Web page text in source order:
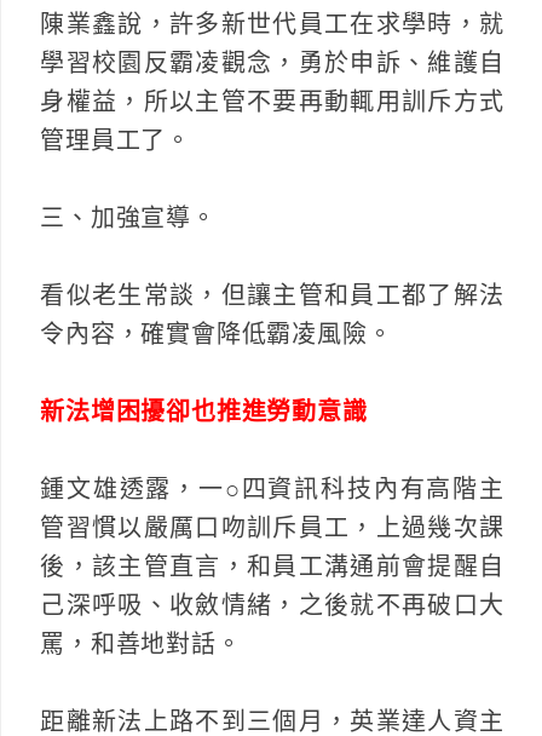
陳業鑫說，許多新世代員工在求學時，就
學習校園反霸凌觀念，勇於申訴、維護自
身權益，所以主管不要再動輒用訓斥方式
管理員工了。
三、加強宣導。
看似老生常談，但讓主管和員工都了解法
令內容，確實會降低霸凌風險。
新法增困擾卻也推進勞動意識
鍾文雄透露，一○四資訊科技內有高階主
管習慣以嚴厲口吻訓斥員工，上過幾次課
後，該主管直言，和員工溝通前會提醒自
己深呼吸、收斂情緒，之後就不再破口大
罵，和善地對話。
距離新法上路不到三個月，英業達人資主